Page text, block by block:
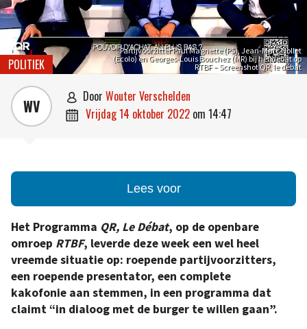
Partijvoorzitter Paul Magnette (PS), Jean-Marc Nollet
(Ecolo) en Georges-Louis Bouchez (MR) bij het debat op
RTBF – Screenshot QR, le débat
POLITIEK
WV  door Wouter Verschelden
 vrijdag 14 oktober 2022 om 14:47
Lees voor
Het Programma QR, Le Débat, op de openbare
omroep RTBF, leverde deze week een wel heel
vreemde situatie op: roepende partijvoorzitters,
een roepende presentator, een complete
kakofonie aan stemmen, in een programma dat
claimt “in dialoog met de burger te willen gaan”.